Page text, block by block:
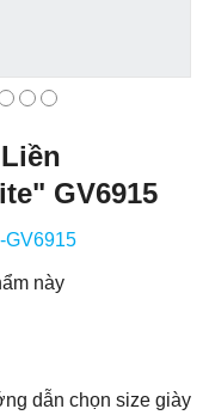
GV6915
GV6915
này
dẫn chọn size giày